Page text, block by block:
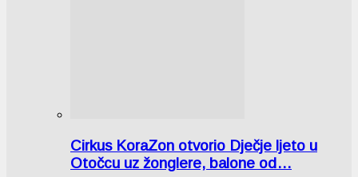
Cirkus KoraZon otvorio Dječje ljeto u
Otočcu uz žonglere, balone od…